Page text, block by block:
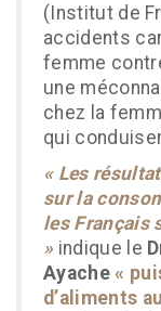
(Institut de
accidents
femme
une
chez la
qui
« Les
sur la
les Français
» indique le
Ayache «
d’aliments